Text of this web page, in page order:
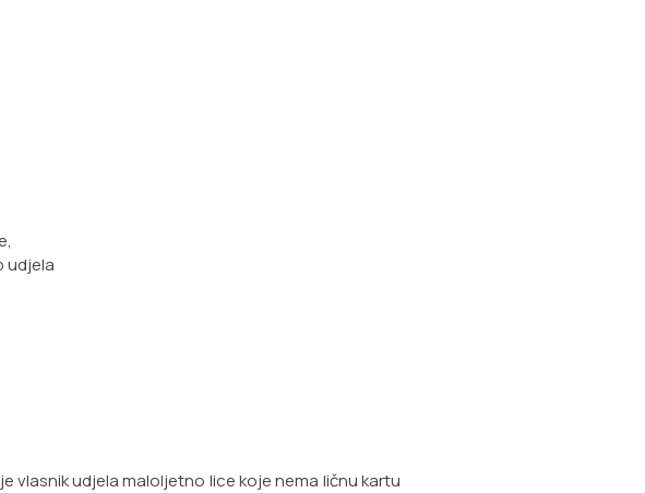
udjela
udjela maloljetno lice koje nema ličnu kartu